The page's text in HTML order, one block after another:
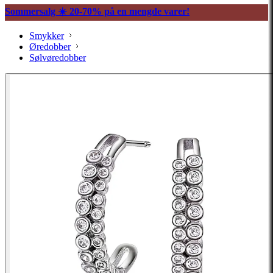
Sommersalg ☀️ 20-70% på en mengde varer!
Smykker
Øredobber
Sølvøredobber